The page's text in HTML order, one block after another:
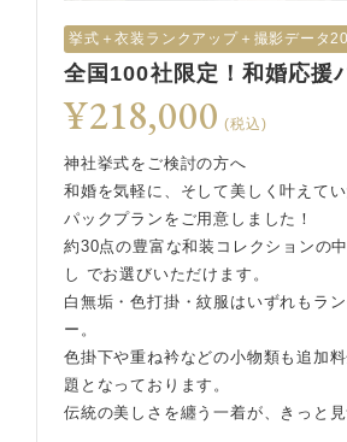
挙式︎＋衣装ランクアップ＋撮影データ
全国100社限定！和婚応援
¥218,000 (税込)
神社挙式をご検討の方へ
和婚を気軽に、そして美しく叶えて
パックプランをご用意しました！
約30点の豊富な和装コレクションの
し でお選びいただけます。
白無垢・色打掛・紋服はいずれもラ
ー。
色掛下や重ね衿などの小物類も追加
題となっております。
伝統の美しさを纏う一着が、きっと見